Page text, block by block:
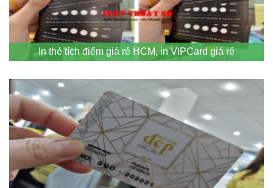
In thẻ tích điểm giá rẻ HCM, in VIPCard giá rẻ